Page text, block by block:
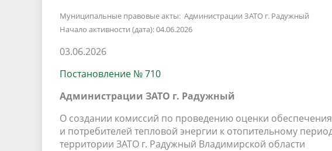
Муниципальные правовые акты: Администрации ЗАТО г. Радужный
Начало активности (дата): 04.06.2026
03.06.2026
Постановление № 710
Администрации ЗАТО г. Радужный
О создании комиссий по проведению оценки
и потребителей тепловой энергии к отопительному
территории ЗАТО г. Радужный Владимирской области